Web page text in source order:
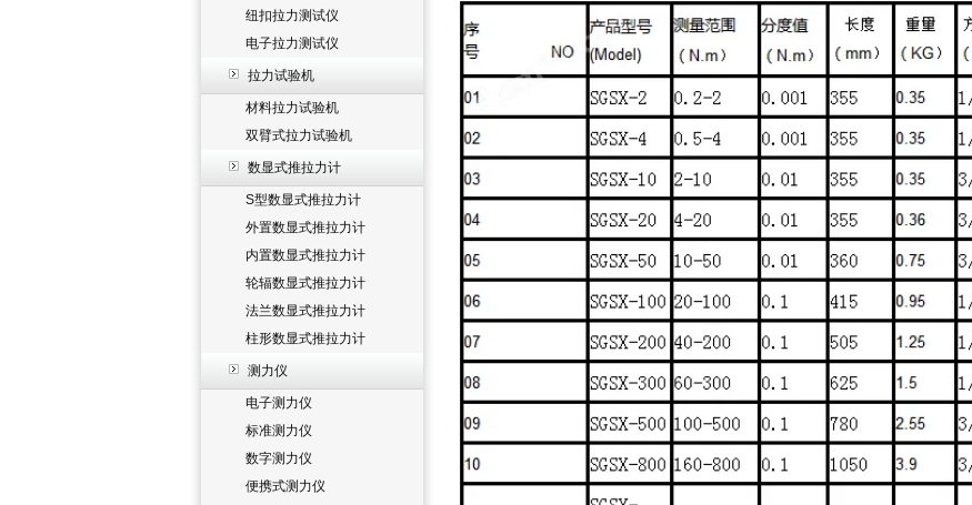
纽扣拉力测试仪
电子拉力测试仪
拉力试验机
材料拉力试验机
双臂式拉力试验机
数显式推拉力计
S型数显式推拉力计
外置数显式推拉力计
内置数显式推拉力计
轮辐数显式推拉力计
法兰数显式推拉力计
柱形数显式推拉力计
测力仪
电子测力仪
标准测力仪
数字测力仪
便携式测力仪